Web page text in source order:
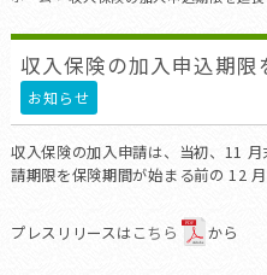
収入保険の加入申込期限
お知らせ
収入保険の加入申請は、当初、11
請期限を保険期間が始まる前の 12
プレスリリースはこちら から